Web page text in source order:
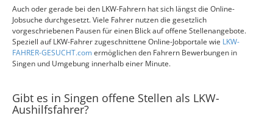
Auch oder gerade bei den LKW-Fahrern hat sich längst die Online-
Jobsuche durchgesetzt. Viele Fahrer nutzen die gesetzlich
vorgeschriebenen Pausen für einen Blick auf offene Stellenangebote.
Speziell auf LKW-Fahrer zugeschnittene Online-Jobportale wie LKW-
FAHRER-GESUCHT.comermöglichen den Fahrern Bewerbungen in
Singen und Umgebung innerhalb einer Minute.
Gibt es in Singen offene Stellen als LKW-
Aushilfsfahrer?